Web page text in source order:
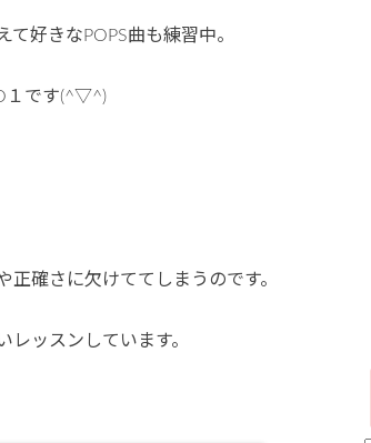
好きなPOPS曲も練習中。
１です(^▽^)
確さに欠けててしまうのです。
ッスンしています。